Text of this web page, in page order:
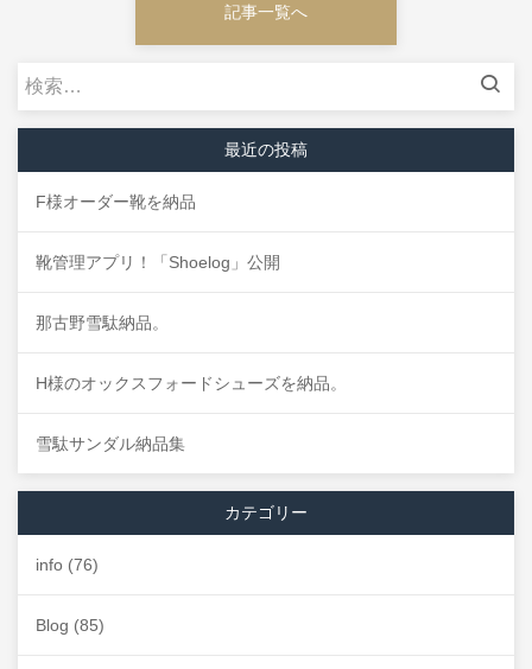
記事一覧へ
検
最近の投稿
F様オーダー靴を納品
靴管理アプリ！「Shoelog」公開
那古野雪駄納品。
H様のオックスフォードシューズを納品。
雪駄サンダル納品集
カテゴリー
info (76)
Blog (85)